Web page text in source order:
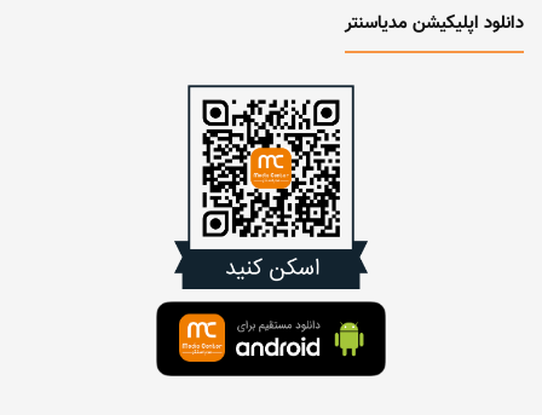
دانلود اپلیکیشن مدیاسنتر